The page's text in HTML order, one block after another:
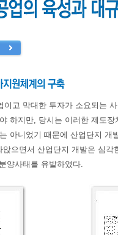
고 막대한 투자가 소요되는
하지만, 당시는 이러한 제도
아니었기 때문에 산업단지 개
으면서 산업단지 개발은 심
양사태를 유발하였다.